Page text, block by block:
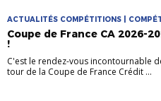
ACTUALITÉS COMPÉTITIONS |
COUPES NATIONALES
Coupe de France CA 2026-
!
C'est le rendez-vous incontournable
tour de la Coupe de France Crédit ...